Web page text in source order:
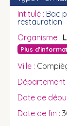
Bac
restauration
Plus